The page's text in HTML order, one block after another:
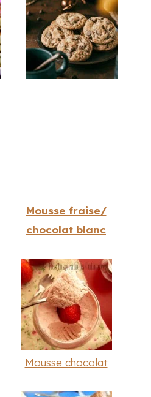
Mousse fraise/
chocolat blanc
Mousse chocolat